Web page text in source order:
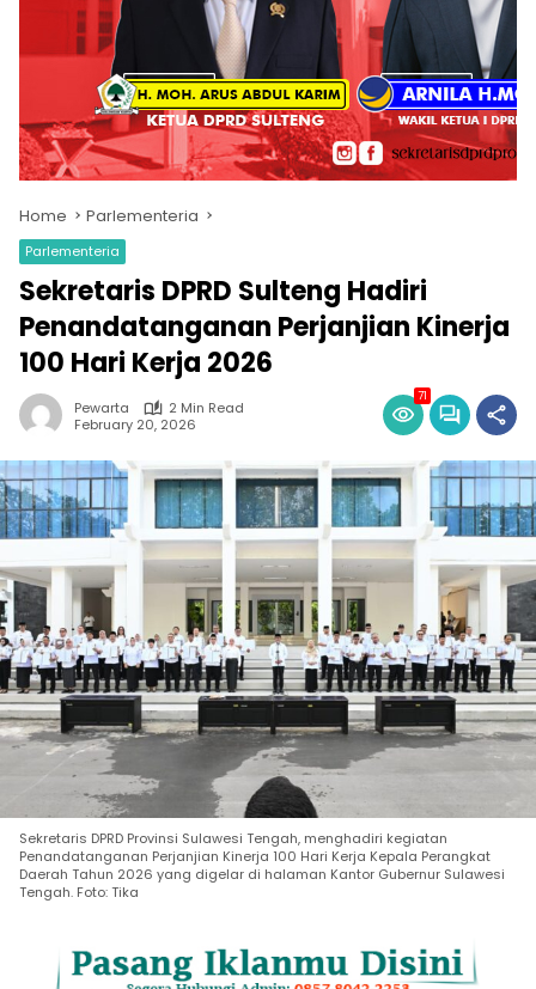
Home Parlementeria
Parlementeria
Sekretaris DPRD Sulteng Hadiri
Penandatanganan Perjanjian Kinerja
100 Hari Kerja 2026
Pewarta
2 Min Read
February 20, 2026
71
Sekretaris DPRD Provinsi Sulawesi Tengah, menghadiri kegiatan
Penandatanganan Perjanjian Kinerja 100 Hari Kerja Kepala Perangkat
Daerah Tahun 2026 yang digelar di halaman Kantor Gubernur Sulawesi
Tengah. Foto: Tika